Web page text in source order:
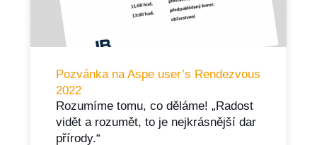
Pozvánka na Aspe user’s Rendezvous
2022
Rozumíme tomu, co děláme! „Radost
vidět a rozumět, to je nejkrásnější dar
přírody.“